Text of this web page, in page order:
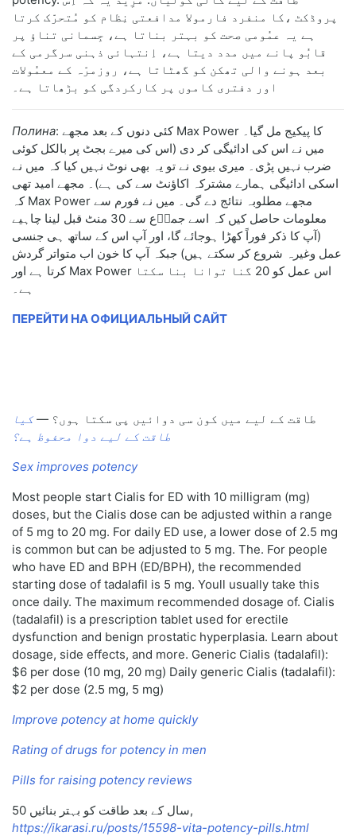
پروڈکٹ ،کا منفرد فارمولا مدافعتی نِظام کو مُتحرّک کرتا
ہے یہ عمُومی صحت کو بہتر بناتا ہے، جِسمانی تناؤ پر
قابُو پانے میں مدد دیتا ہے، اِنتہائی ذہنی سرگرمی کے
بعد ہونے والی تھکن کو گھٹاتا ہے، روزمرّہ کے معمُولات
اور دفتری کاموں پر کارکردگی کو بڑھاتا ہے۔
Полина: کئی دنوں کے بعد مجھے Max Power کا پیکیج مل گیا۔
میں نے اس کی ادائیگی کر دی (اس کی میرے بجٹ پر بالکل کوئی
ضرب نہیں پڑی۔ میری بیوی نے تو یہ بھی نوٹ نہیں کیا کہ میں نے
اسکی ادائیگی ہمارے مشترکہ اکاؤنٹ سے کی ہے)۔ مجھے امید تھی
کہ Max Power مجھے مطلوبہ نتائج دے گی۔ میں نے فورم سے
معلومات حاصل کیں کہ اسے جماؑع سے 30 منٹ قبل لینا چاہیے
(آپ کا ذکر فوراً کھڑا ہوجائے گا، اور آپ اس کے ساتھ ہی جنسی
عمل وغیرہ شروع کر سکتے ہیں) جبکہ آپ کا خون اب متواتر گردش
کرتا ہے اور Max Power اس عمل کو 20 گنا توانا بنا سکتا
ہے۔
ПЕРЕЙТИ НА ОФИЦИАЛЬНЫЙ САЙТ
طاقت کے لیے میں کون سی دوائیں پی سکتا ہوں؟ — کیا
طاقت کے لیے دوا محفوظ ہے؟
Sex improves potency
Most people start Cialis for ED with 10 milligram (mg)
doses, but the Cialis dose can be adjusted within a range
of 5 mg to 20 mg. For daily ED use, a lower dose of 2.5 mg
is common but can be adjusted to 5 mg. The. For people
who have ED and BPH (ED/BPH), the recommended
starting dose of tadalafil is 5 mg. Youll usually take this
once daily. The maximum recommended dosage of. Cialis
(tadalafil) is a prescription tablet used for erectile
dysfunction and benign prostatic hyperplasia. Learn about
dosage, side effects, and more. Generic Cialis (tadalafil):
$6 per dose (10 mg, 20 mg) Daily generic Cialis (tadalafil):
$2 per dose (2.5 mg, 5 mg)
Improve potency at home quickly
Rating of drugs for potency in men
Pills for raising potency reviews
50 سال کے بعد طاقت کو بہتر بنائیں,
https://ikarasi.ru/posts/15598-vita-potency-pills.html